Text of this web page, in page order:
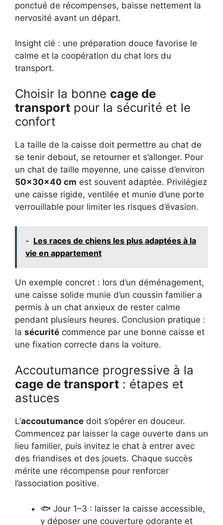
ponctué de récompenses, baisse nettement la
nervosité avant un départ.
Insight clé : une préparation douce favorise le
calme et la coopération du chat lors du
transport.
Choisir la bonne cage de
transport pour la sécurité et le
confort
La taille de la caisse doit permettre au chat de
se tenir debout, se retourner et s’allonger. Pour
un chat de taille moyenne, une caisse d’environ
50x30x40 cm est souvent adaptée. Privilégiez
une caisse rigide, ventilée et munie d’une porte
verrouillable pour limiter les risques d’évasion.
- Les races de chiens les plus adaptées à la
vie en appartement
Un exemple concret : lors d’un déménagement,
une caisse solide munie d’un coussin familier a
permis à un chat anxieux de rester calme
pendant plusieurs heures. Conclusion pratique :
la sécurité commence par une bonne caisse et
une fixation correcte dans la voiture.
Accoutumance progressive à la
cage de transport : étapes et
astuces
L’accoutumance doit s’opérer en douceur.
Commencez par laisser la cage ouverte dans un
lieu familier, puis invitez le chat à entrer avec
des friandises et des jouets. Chaque succès
mérite une récompense pour renforcer
l’association positive.
🐟 Jour 1–3 : laisser la caisse accessible,
y déposer une couverture odorante et